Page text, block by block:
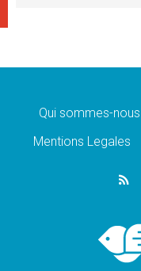
pour
Qui sommes-
Mentions Legales